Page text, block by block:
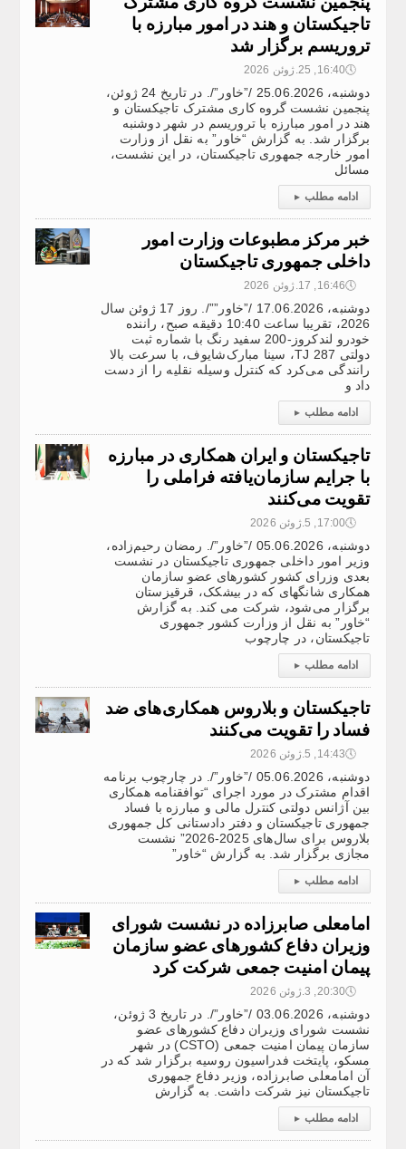
تاجیکستان و هند در امور مبارزه با
تروریسم برگزار شد
🕔16:40, 25.ژوئن 2026
دوشنبه، 25.06.2026 /”خاور”/. در تاریخ 24 ژوئن،
پنجمین نشست گروه کاری مشترک تاجیکستان و
هند در امور مبارزه با تروریسم در شهر دوشنبه
برگزار شد. به گزارش “خاور” به نقل از وزارت
امور خارجه جمهوری تاجیکستان، در این نشست،
مسائل
ادامه مطلب ▸
خبر مرکز مطبوعات وزارت امور
داخلی جمهوری تاجیکستان
🕔16:46, 17.ژوئن 2026
دوشنبه، 17.06.2026 /”خاور””/. روز 17 ژوئن سال
2026، تقریبا ساعت 10:40 دقیقه صبح، راننده
خودرو لندکروز-200 سفید رنگ با شماره ثبت
دولتی 287 TJ، سینا مبارک‌شایوف، با سرعت بالا
رانندگی می‌کرد که کنترل وسیله نقلیه را از دست
داد و
ادامه مطلب ▸
تاجیکستان و ایران همکاری در مبارزه
با جرایم سازمان‌یافته فراملی را
تقویت می‌کنند
🕔17:00, 5.ژوئن 2026
دوشنبه، 05.06.2026 /”خاور”/. رمضان رحیم‌زاده،
وزیر امور داخلی جمهوری تاجیکستان در نشست
بعدی وزرای کشور کشورهای عضو سازمان
همکاری شانگهای که در بیشکک، قرقیزستان
برگزار می‌شود، شرکت می کند. به گزارش
“خاور” به نقل از وزارت کشور جمهوری
تاجیکستان، در چارچوب
ادامه مطلب ▸
تاجیکستان و بلاروس همکاری‌های ضد
فساد را تقویت می‌کنند
🕔14:43, 5.ژوئن 2026
دوشنبه، 05.06.2026 /”خاور”/. در چارچوب برنامه
اقدام مشترک در مورد اجرای “توافقنامه همکاری
بین آژانس دولتی کنترل مالی و مبارزه با فساد
جمهوری تاجیکستان و دفتر دادستانی کل جمهوری
بلاروس برای سال‌های 2025-2026” نشست
مجازی برگزار شد. به گزارش “خاور”
ادامه مطلب ▸
امامعلی صابرزاده در نشست شورای
وزیران دفاع کشورهای عضو سازمان
پیمان امنیت جمعی شرکت کرد
🕔20:30, 3.ژوئن 2026
دوشنبه، 03.06.2026 /”خاور”/. در تاریخ 3 ژوئن،
نشست شورای وزیران دفاع کشورهای عضو
سازمان پیمان امنیت جمعی (CSTO) در شهر
مسکو، پایتخت فدراسیون روسیه برگزار شد که در
آن امامعلی صابرزاده، وزیر دفاع جمهوری
تاجیکستان نیز شرکت داشت. به گزارش
ادامه مطلب ▸